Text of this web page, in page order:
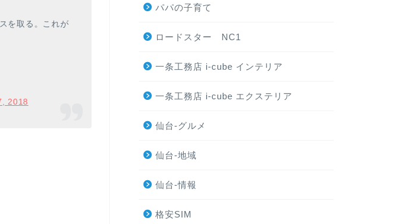
を取る。これが
2018
パパの子育て
ロードスター NC1
一条工務店 i-cube インテリア
一条工務店 i-cube エクステリア
仙台-グルメ
仙台-地域
仙台-情報
格安SIM